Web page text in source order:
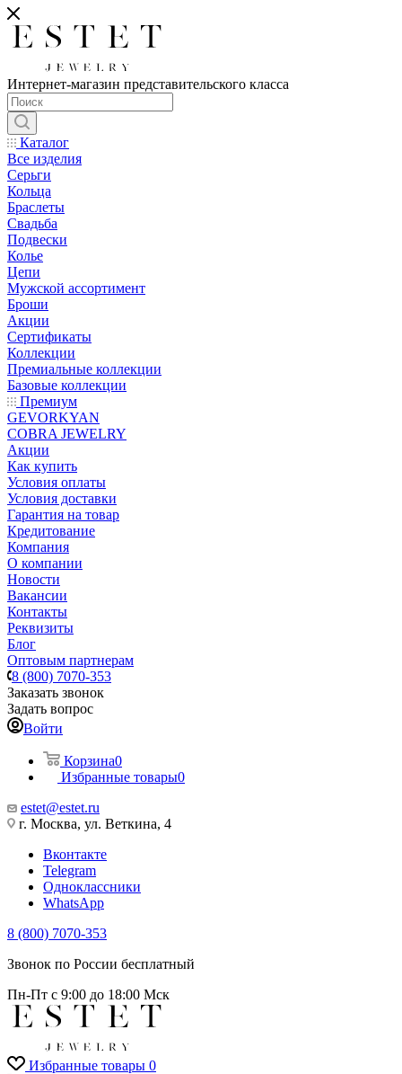
Интернет-магазин представительского класса
Каталог
Все изделия
Серьги
Кольца
Браслеты
Свадьба
Подвески
Колье
Цепи
Мужской ассортимент
Броши
Акции
Сертификаты
Коллекции
Премиальные коллекции
Базовые коллекции
Премиум
GEVORKYAN
COBRA JEWELRY
Акции
Как купить
Условия оплаты
Условия доставки
Гарантия на товар
Кредитование
Компания
О компании
Новости
Вакансии
Контакты
Реквизиты
Блог
Оптовым партнерам
8 (800) 7070-353
Заказать звонок
Задать вопрос
Войти
Корзина0
Избранные товары0
estet@estet.ru
г. Москва, ул. Веткина, 4
Вконтакте
Telegram
Одноклассники
WhatsApp
8 (800) 7070-353
Звонок по России бесплатный
Пн-Пт с 9:00 до 18:00 Мск
Избранные товары 0